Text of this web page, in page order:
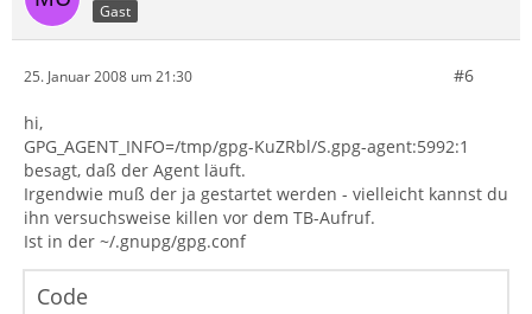
Gast
25. Januar 2008 um 21:30 #6
hi,
GPG_AGENT_INFO=/tmp/gpg-KuZRbl/S.gpg-agent:5992:1
besagt, daß der Agent läuft.
Irgendwie muß der ja gestartet werden - vielleicht kannst du
ihn versuchsweise killen vor dem TB-Aufruf.
Ist in der ~/.gnupg/gpg.conf
Code